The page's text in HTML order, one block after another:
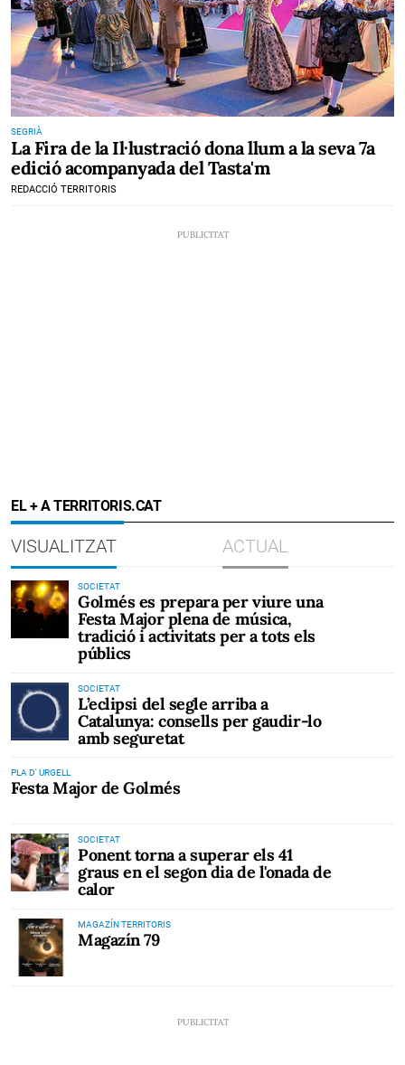
SEGRIÀ
La Fira de la Il·lustració dona llum a la seva 7a
edició acompanyada del Tasta'm
REDACCIÓ TERRITORIS
EL + A TERRITORIS.CAT
VISUALITZAT ACTUAL
SOCIETAT
Golmés es prepara per viure una
Festa Major plena de música,
tradició i activitats per a tots els
públics
SOCIETAT
L’eclipsi del segle arriba a
Catalunya: consells per gaudir-lo
amb seguretat
PLA D' URGELL
Festa Major de Golmés
SOCIETAT
Ponent torna a superar els 41
graus en el segon dia de l'onada de
calor
MAGAZÍN TERRITORIS
Magazín 79